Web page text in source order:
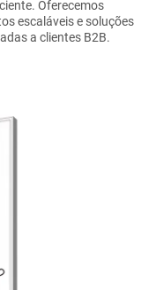
Oferecemos
escaláveis e soluções
a clientes B2B.